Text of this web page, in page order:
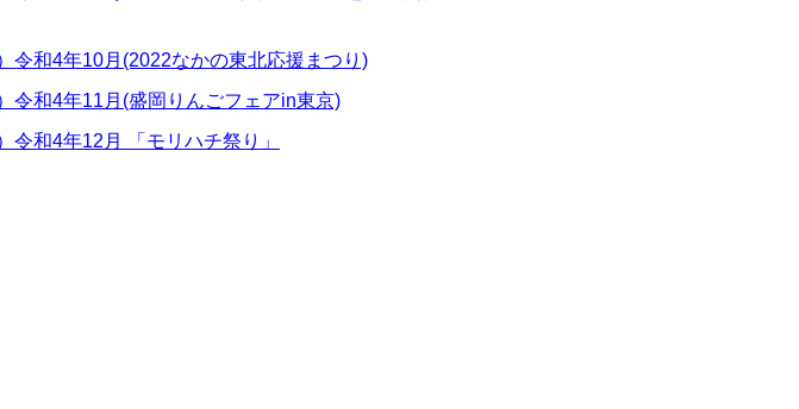
令和4年10月(2022なかの東北応援まつり)
令和4年11月(盛岡りんごフェアin東京)
令和4年12月 「モリハチ祭り」